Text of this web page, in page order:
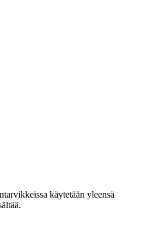
käytetään yleensä